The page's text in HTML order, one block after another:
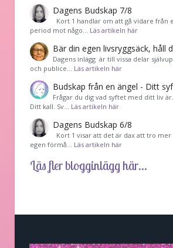
Dagens Budskap 7/8
Kort 1 handlar om att gå vidare från
period mot någo… Läs artikeln här
Bär din egen livsryggsäck, håll
Dagens inlägg är till vissa delar
och publice… Läs artikeln här
Budskap från en ängel - Ditt
Frågar du dig vad syftet med ditt liv
Ditt kall. Sv… Läs artikeln här
Dagens Budskap 6/8
Kort 1 visar att det är dax att tro mer
egen förmå… Läs artikeln här
Läs fler blogginlägg här...